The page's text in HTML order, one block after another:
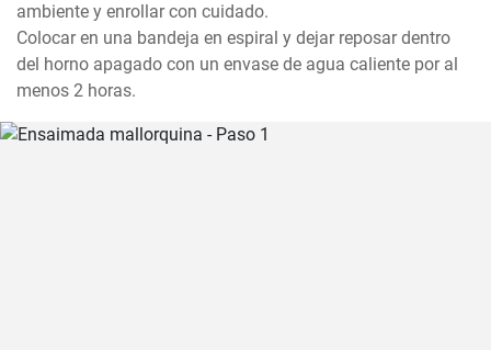
ambiente y enrollar con cuidado.
Colocar en una bandeja en espiral y dejar reposar dentro
del horno apagado con un envase de agua caliente por al
menos 2 horas.